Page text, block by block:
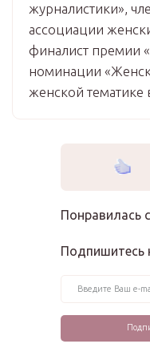
журналистики»,
ассоциации
финалист премии
номинации
женской
Понравилась
Подпишитесь